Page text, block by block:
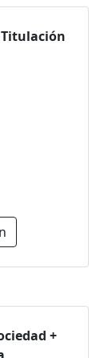
Titulación
+